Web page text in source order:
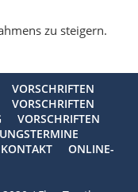
zu steigern.
VORSCHRIFTEN
VORSCHRIFTEN
VORSCHRIFTEN
ONLINE-